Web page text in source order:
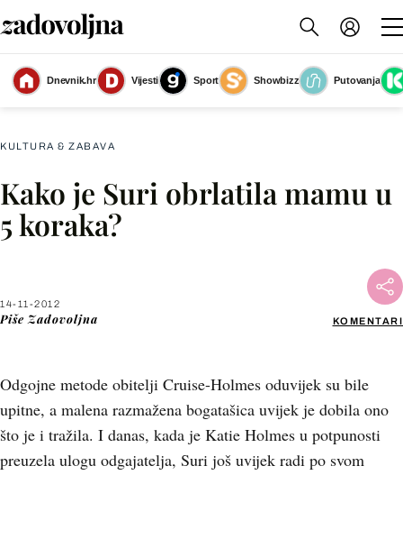
Dnevnik.hr Vijesti Sport Showbizz
Putovanja
Slika nije dostupna
KULTURA & ZABAVA
Kako je Suri obrlatila mamu u
5 koraka?
14-11-2012
Piše Zadovoljna KOMENTARI
Odgojne metode obitelji Cruise-Holmes oduvijek su bile
upitne, a malena razmažena bogatašica uvijek je dobila ono
što je i tražila. I danas, kada je Katie Holmes u potpunosti
preuzela ulogu odgajatelja, Suri još uvijek radi po svom
Facebook